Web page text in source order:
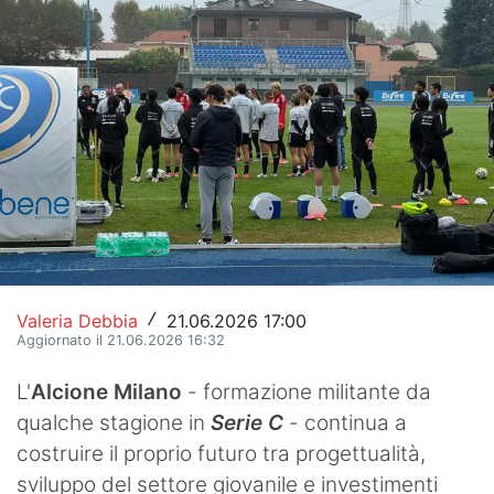
Hockey
Pallanuoto
Pallamano
News
Turismo
Eventi
Valeria Debbia / 21.06.2026 17:00
Aggiornato il 21.06.2026 16:32
L'Alcione Milano - formazione militante da
qualche stagione in Serie C - continua a
costruire il proprio futuro tra progettualità,
sviluppo del settore giovanile e investimenti